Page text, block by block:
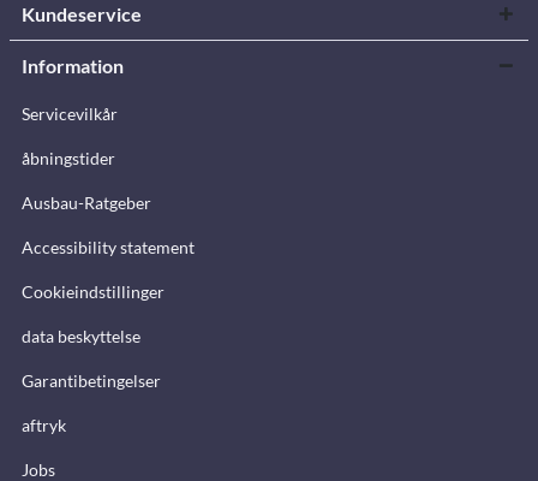
Kundeservice
Information
Servicevilkår
åbningstider
Ausbau-Ratgeber
Accessibility statement
Cookieindstillinger
data beskyttelse
Garantibetingelser
aftryk
Jobs